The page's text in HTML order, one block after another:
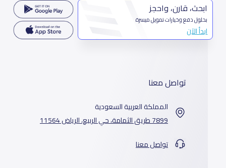
ابحث، قارن، واحجز
بحلول دفع وخيارات تمويل ميسرة
ابدأ الآن
تواصل معنا
المملكة العربية السعودية
7899 طريق الثمامة، حي الربيع، الرياض 11564
تواصل معنا